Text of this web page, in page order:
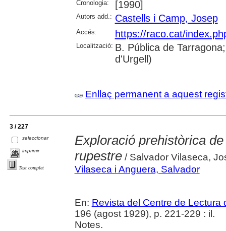
Cronologia: [1990]
Autors add.: Castells i Camp, Josep
Accés: https://raco.cat/
Localització: B. Pública de
d'Urgell)
Enllaç permanent a aquest
3 / 227
seleccionar
imprimir
Text complet
Exploració prehistòrica
rupestre/ Salvador Vilaseca,
Vilaseca i Anguera, Salvador
En: Revista del Centre de Lectura
196 (agost 1929), p. 221-229 : il.
Notes.